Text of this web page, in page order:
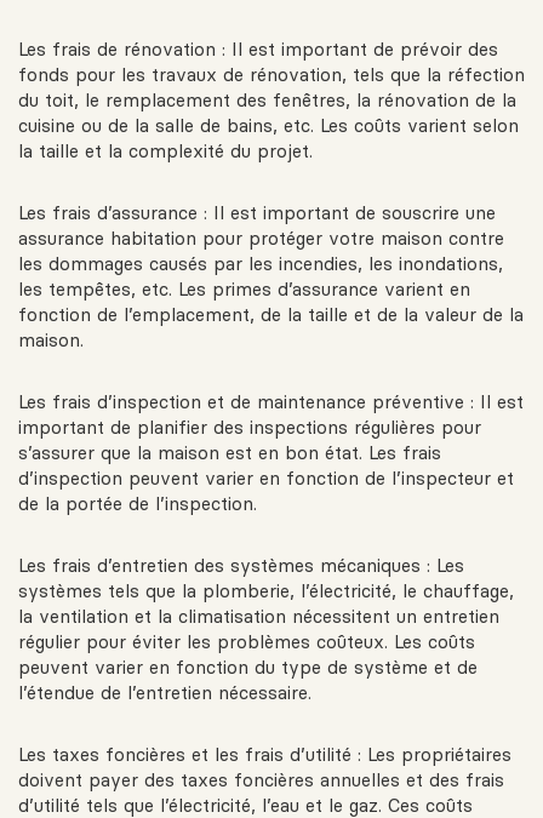
Les frais de rénovation : Il est important de prévoir des
fonds pour les travaux de rénovation, tels que la réfection
du toit, le remplacement des fenêtres, la rénovation de la
cuisine ou de la salle de bains, etc. Les coûts varient selon
la taille et la complexité du projet.
Les frais d’assurance : Il est important de souscrire une
assurance habitation pour protéger votre maison contre
les dommages causés par les incendies, les inondations,
les tempêtes, etc. Les primes d’assurance varient en
fonction de l’emplacement, de la taille et de la valeur de la
maison.
Les frais d’inspection et de maintenance préventive : Il est
important de planifier des inspections régulières pour
s’assurer que la maison est en bon état. Les frais
d’inspection peuvent varier en fonction de l’inspecteur et
de la portée de l’inspection.
Les frais d’entretien des systèmes mécaniques : Les
systèmes tels que la plomberie, l’électricité, le chauffage,
la ventilation et la climatisation nécessitent un entretien
régulier pour éviter les problèmes coûteux. Les coûts
peuvent varier en fonction du type de système et de
l’étendue de l’entretien nécessaire.
Les taxes foncières et les frais d’utilité : Les propriétaires
doivent payer des taxes foncières annuelles et des frais
d’utilité tels que l’électricité, l’eau et le gaz. Ces coûts